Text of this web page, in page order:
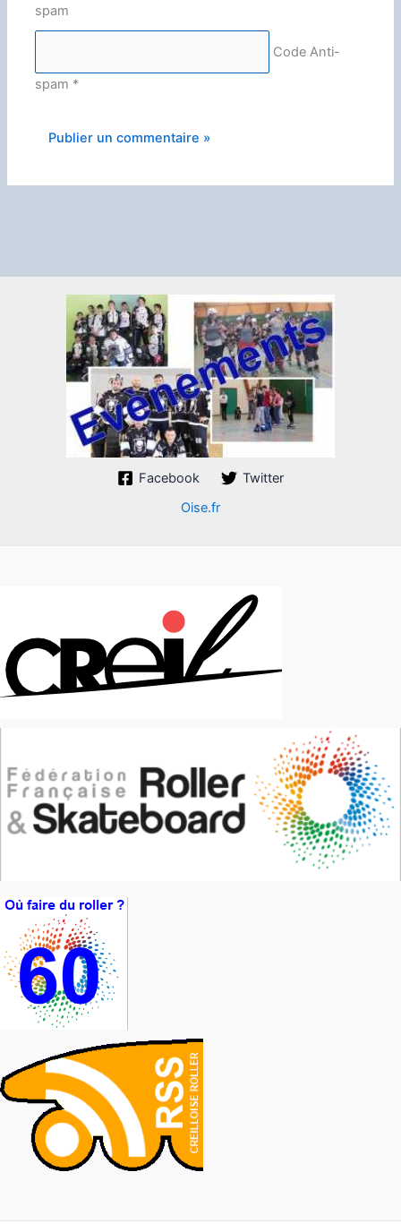
Code Anti-
spam *
Facebook
Twitter
Oise.fr